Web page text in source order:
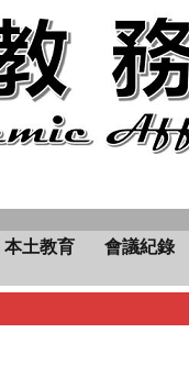
本土教育 會議紀錄